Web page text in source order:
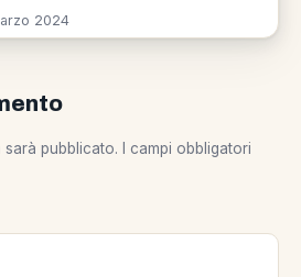
2024
sarà pubblicato.
I campi obbligatori